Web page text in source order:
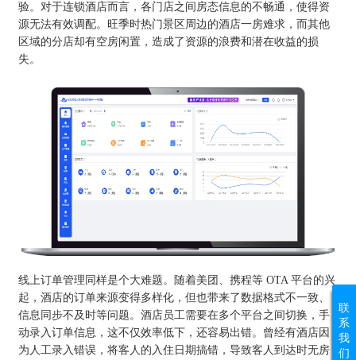
验。对于连锁酒店而言，各门店之间房态信息的不畅通，使得资
源无法有效调配。旺季时热门景区周边的酒店一房难求，而其他
区域的分店却有空房闲置，造成了资源的浪费和潜在收益的损
失。
线上订单管理同样是个大难题。随着美团、携程等 OTA 平台的兴
起，酒店的订单来源变得多样化，但也带来了数据格式不一致、
信息同步不及时等问题。酒店员工需要在多个平台之间切换，手
动录入订单信息，这不仅效率低下，还容易出错。曾经有酒店因
为人工录入错误，将客人的入住日期搞错，导致客人到达时无房
联
系
我
们